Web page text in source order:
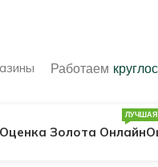
Работаем
Оценка Золота Онлайн